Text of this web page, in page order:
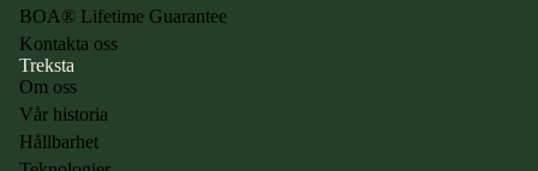
BOA® Lifetime Guarantee
Kontakta oss
Treksta
Om oss
Vår historia
Hållbarhet